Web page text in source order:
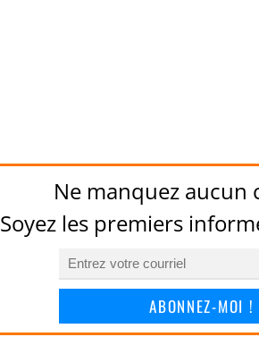
Ne manquez aucun
Soyez les premiers
ABONNEZ-MOI !